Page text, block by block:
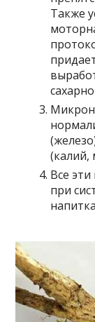
Также
(калий,
Все
при